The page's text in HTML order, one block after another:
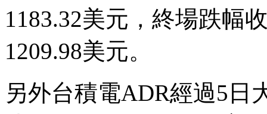
1183.32美元，終場跌幅
1209.98美元。
另外台積電ADR經過5日